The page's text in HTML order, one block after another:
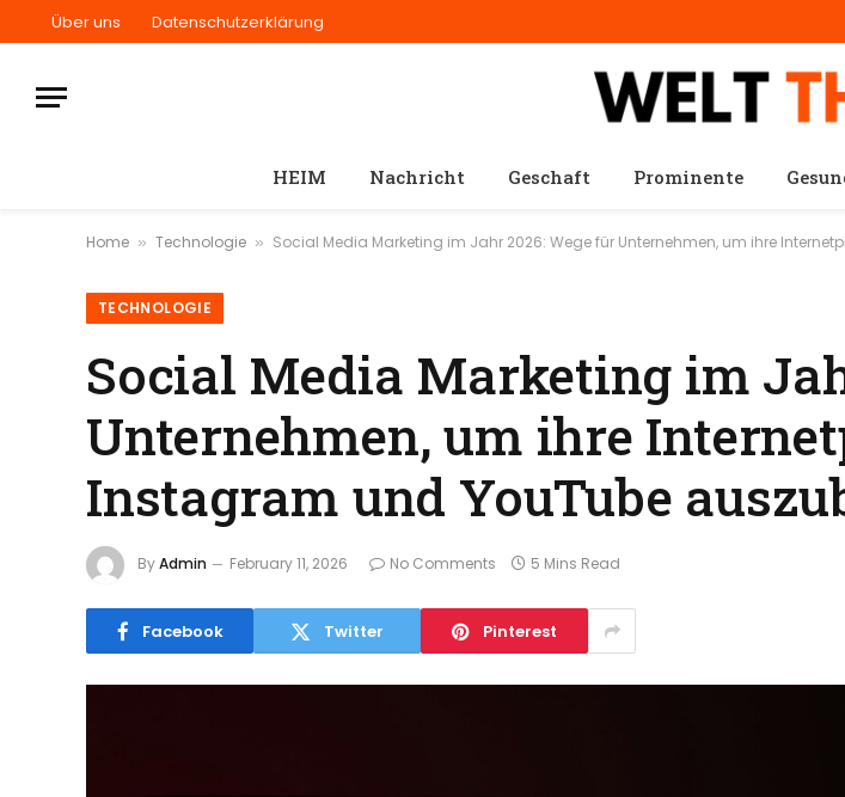
Über uns Datenschutzerklärung
HEIM Nachricht Geschaft Prominente
Home » Technologie » Social Media Marketing im Jahr 2026: Wege für Unternehmen, um ihre
TECHNOLOGIE
Social Media Marketing im
Unternehmen, um ihre
Instagram und YouTube
ByAdmin February 11, 2026 No Comments 5 Mins Read
Facebook Twitter Pinterest